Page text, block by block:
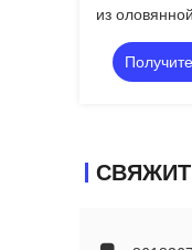
из
0.18/0.20/